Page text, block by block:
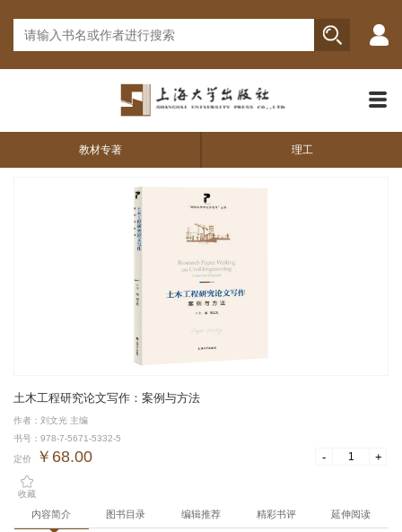
教材专著 理工
土木工程研究论文写作：案例与方法
作者：刘文光 主编
书号：978-7-5671-5332-5
定价 ￥68.00 - +
收藏
内容简介 图书目录 编辑推荐 精彩书评 延伸阅读